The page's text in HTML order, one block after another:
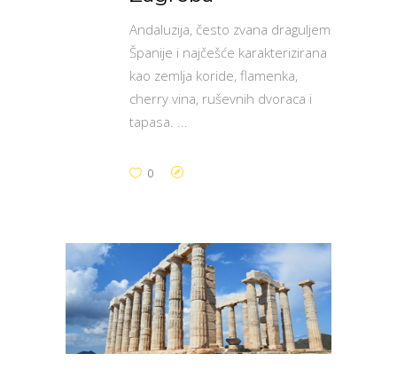
Andaluzija, često zvana draguljem
Španije i najčešće karakterizirana
kao zemlja koride, flamenka,
cherry vina, ruševnih dvoraca i
tapasa.
0